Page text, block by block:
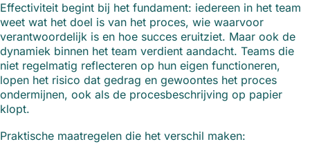
Effectiviteit begint bij het fundament: iedereen in het team
weet wat het doel is van het proces, wie waarvoor
verantwoordelijk is en hoe succes eruitziet. Maar ook de
dynamiek binnen het team verdient aandacht. Teams die
niet regelmatig reflecteren op hun eigen functioneren,
lopen het risico dat gedrag en gewoontes het proces
ondermijnen, ook als de procesbeschrijving op papier
klopt.
Praktische maatregelen die het verschil maken: